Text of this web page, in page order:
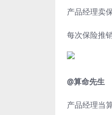
产品经理卖
每次保险推
@算命先生
产品经理当